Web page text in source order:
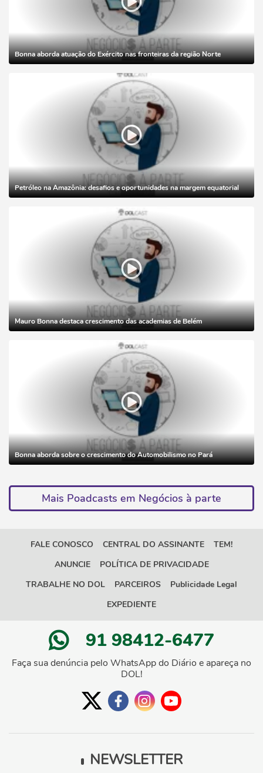
Bonna aborda atuação do Exército nas fronteiras da região Norte
Petróleo na Amazônia: desafios e oportunidades na margem equatorial
Mauro Bonna destaca crescimento das academias de Belém
Bonna aborda sobre o crescimento do Automobilismo no Pará
Mais Poadcasts em Negócios à parte
FALE CONOSCO CENTRAL DO ASSINANTE
TEM!
ANUNCIE
POLÍTICA DE PRIVACIDADE
TRABALHE NO DOL
PARCEIROS
Publicidade Legal
EXPEDIENTE
91 98412-6477
Faça sua denúncia pelo WhatsApp do Diário e apareça no
DOL!
NEWSLETTER